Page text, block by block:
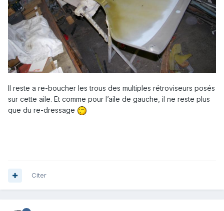
Il reste a re-boucher les trous des multiples rétroviseurs posés
sur cette aile. Et comme pour l’aile de gauche, il ne reste plus
que du re-dressage
Citer